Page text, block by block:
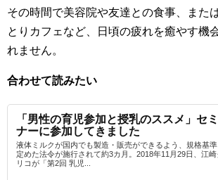
その時間で美容院や友達との食事、また
とりカフェなど、日頃の疲れを癒やす機
れません。
合わせて読みたい
「男性の育児参加と授乳のススメ」セミ
ナーに参加してきました
液体ミルクが国内でも製造・販売ができるよう、規格基準
定めた法令が施行されて約3カ月。2018年11月29日、江崎
リコが「第2回 乳児...